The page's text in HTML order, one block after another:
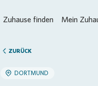
Zuhause finden Mein
ZURÜCK
DORTMUND